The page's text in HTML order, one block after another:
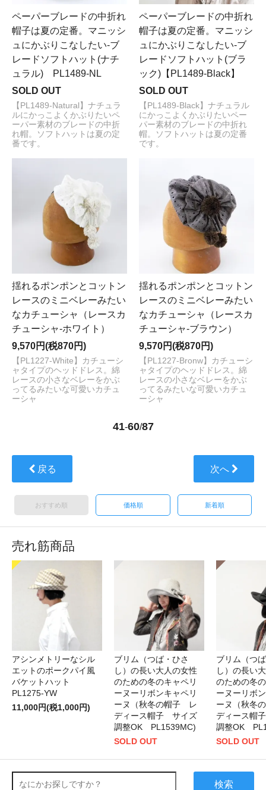
ペーパーブレードの中折れ
帽子は夏の定番。マニッシ
ュにかぶりこなしたい-ブ
レードソフトハット(ナチ
ュラル) PL1489-NL
SOLD OUT
【PL1489-Natural】ナチュラ
ルにかっこよくかぶりたいペ
ーパー素材のブレードの中折
れ帽。ソフトハットは夏の定
番です。
ペーパーブレードの中折れ
帽子は夏の定番。マニッシ
ュにかぶりこなしたい-ブ
レードソフトハット(ブラ
ック)【PL1489-Black】
SOLD OUT
【PL1489-Black】ナチュラル
にかっこよくかぶりたいペー
パー素材のブレードの中折れ
帽。ソフトハットは夏の定番
です。
揺れるポンポンとコットン
レースのミニベレーみたい
なカチューシャ（レースカ
チューシャ-ホワイト）
9,570円(税870円)
【PL1227-White】カチューシ
ャタイプのヘッドドレス。綿
レースの小さなベレーをかぶ
ってるみたいな可愛いカチュ
ーシャ
揺れるポンポンとコットン
レースのミニベレーみたい
なカチューシャ（レースカ
チューシャ-ブラウン）
9,570円(税870円)
【PL1227-Bronw】カチューシ
ャタイプのヘッドドレス。綿
レースの小さなベレーをかぶ
ってるみたいな可愛いカチュ
ーシャ
41-60/87
戻る 次へ
おすすめ順 価格順 新着順
売れ筋商品
アシンメトリーなシル
エットのポークパイ風
バケットハット
PL1275-YW
11,000円(税1,000円)
ブリム（つば・ひさ
し）の長い大人の女性
のための冬のキャペリ
ーヌーリボンキャペリ
ーヌ（秋冬の帽子 レ
ディース帽子 サイズ
調整OK PL1539MC)
SOLD OUT
ブリム（つ
し）の長い
のための冬
ーヌーリボ
ーヌ（秋冬
ディース帽
調整OK
SOLD OUT
検索